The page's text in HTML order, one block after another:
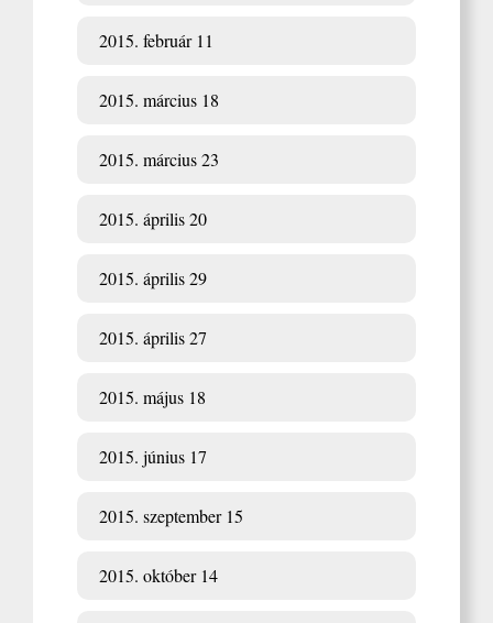
2015. február 11
2015. március 18
2015. március 23
2015. április 20
2015. április 29
2015. április 27
2015. május 18
2015. június 17
2015. szeptember 15
2015. október 14